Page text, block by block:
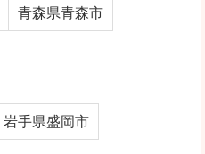
青森県青森市
岩手県盛岡市